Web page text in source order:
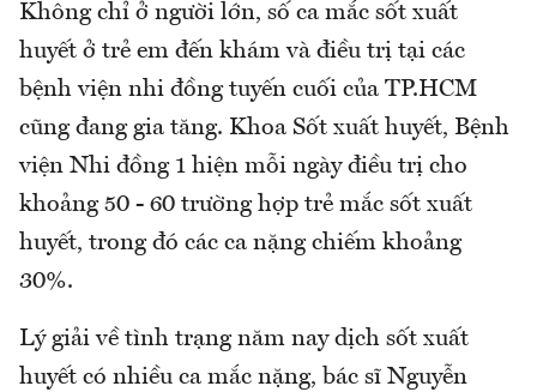
Không chỉ ở người lớn, số ca mắc sốt xuất
huyết ở trẻ em đến khám và điều trị tại các
bệnh viện nhi đồng tuyến cuối của TP.HCM
cũng đang gia tăng. Khoa Sốt xuất huyết, Bệnh
viện Nhi đồng 1 hiện mỗi ngày điều trị cho
khoảng 50 - 60 trường hợp trẻ mắc sốt xuất
huyết, trong đó các ca nặng chiếm khoảng
30%.
Lý giải về tình trạng năm nay dịch sốt xuất
huyết có nhiều ca mắc nặng, bác sĩ Nguyễn